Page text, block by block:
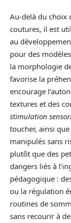
Au‑delà du choix
coutures, il est
au
pour des
la morphologie
favorise la
encourage
textures et des
stimulation
toucher, ainsi
manipulés sans
plutôt que des
dangers liés à
pédagogique :
ou la régulation
routines de
sans recourir à